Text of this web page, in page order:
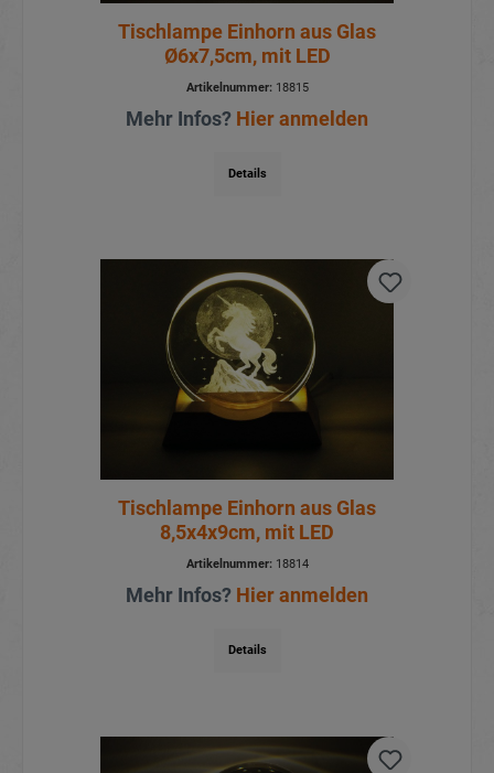
Tischlampe Einhorn aus Glas
Ø6x7,5cm, mit LED
Artikelnummer:18815
Mehr Infos? Hier anmelden
Details
Tischlampe Einhorn aus Glas
8,5x4x9cm, mit LED
Artikelnummer:18814
Mehr Infos? Hier anmelden
Details